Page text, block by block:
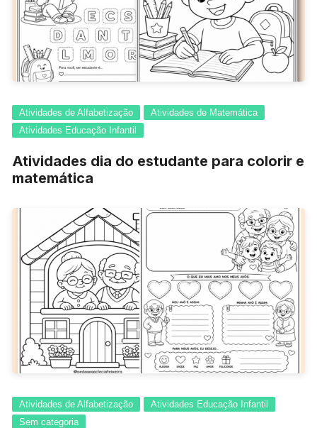
Atividades de Alfabetização
Atividades de Matemática
Atividades Educação Infantil
Atividades dia do estudante para colorir e
matemática
Atividades de Alfabetização
Atividades Educação Infantil
Sem categoria